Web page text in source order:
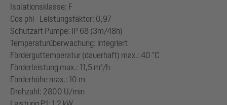
Isolationsklasse: F
Cos phi - Leistungsfaktor: 0,97
Schutzart Pumpe: IP 68 (3m/48h)
Temperaturüberwachung: integriert
Förderguttemperatur (dauerhaft) max.: 40 °C
Förderleistung max.: 11,5 m³/h
Förderhöhe max.: 10 m
Drehzahl: 2800 U/min